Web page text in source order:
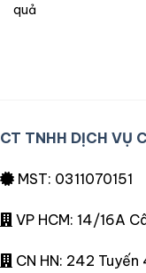
quả
CT TNHH DỊCH VỤ
MST: 0311070151
VP HCM: 14/16A
CN HN: 242 Tuyến